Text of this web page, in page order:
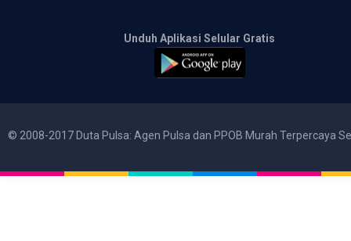
Unduh Aplikasi Selular Gratis
© 2008-2017 Duta Pulsa: Agen Pulsa dan PPOB Murah Terpercaya